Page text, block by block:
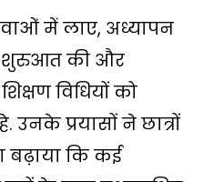
में लाए, अध्यापन
शुरुआत की और
विधियों को
प्रयासों ने छात्रों
बढ़ाया कि कई